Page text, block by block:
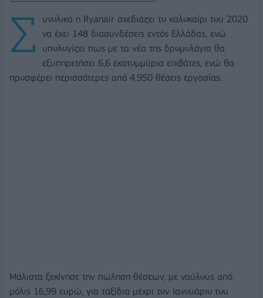
Σ
υνολικά η Ryanair σχεδιάζει το καλοκαίρι του 2020
να έχει 148 διασυνδέσεις εντός Ελλάδας, ενώ
υπολογίζει πως με τα νέα της δρομολόγια θα
εξυπηρετήσει 6,6 εκατομμύρια επιβάτες, ενώ θα
προσφέρει περισσότερες από 4.950 θέσεις εργασίας.
Μάλιστα ξεκίνησε την πώληση θέσεων, με ναύλους από
μόλις 16,99 ευρώ, για ταξίδια μέχρι τον Ιανουάριο του